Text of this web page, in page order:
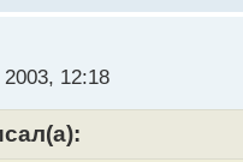
12:18